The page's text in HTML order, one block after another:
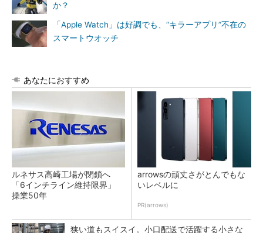
か？
「Apple Watch」は好調でも、“キラーアプリ”不在の
スマートウオッチ
あなたにおすすめ
ルネサス高崎工場が閉鎖へ
「6インチライン維持限界」
操業50年
arrowsの頑丈さがとんでもな
いレベルに
PR(arrows)
狭い道もスイスイ。小口配送で活躍する小さな